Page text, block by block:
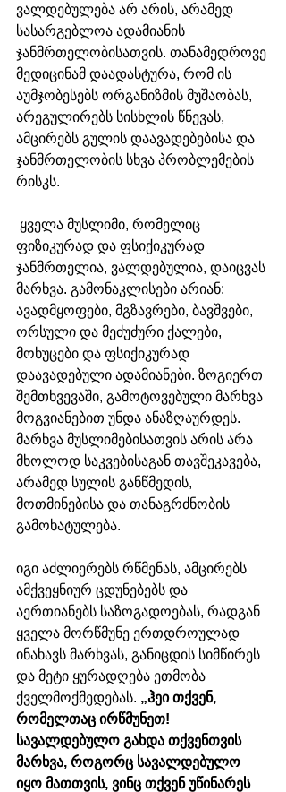
ვალდებულება არ არის, არამედ
სასარგებლოა ადამიანის
ჯანმრთელობისათვის. თანამედროვე
მედიცინამ დაადასტურა, რომ ის
აუმჯობესებს ორგანიზმის მუშაობას,
არეგულირებს სისხლის წნევას,
ამცირებს გულის დაავადებებისა და
ჯანმრთელობის სხვა პრობლემების
რისკს.
ფიზიკურად და ფსიქიკურად
ჯანმრთელია, ვალდებულია, დაიცვას
მარხვა. გამონაკლისები არიან:
ავადმყოფები, მგზავრები, ბავშვები,
ორსული და მეძუძური ქალები,
მოხუცები და ფსიქიკურად
დაავადებული ადამიანები. ზოგიერთ
შემთხვევაში, გამოტოვებული მარხვა
მოგვიანებით უნდა ანაზღაურდეს.
მარხვა მუსლიმებისათვის არის არა
მხოლოდ საკვებისაგან თავშეკავება,
არამედ სულის განწმედის,
მოთმინებისა და თანაგრძნობის
გამოხატულება.
იგი აძლიერებს რწმენას, ამცირებს
ამქვეყნიურ ცდუნებებს და
აერთიანებს საზოგადოებას, რადგან
ყველა მორწმუნე ერთდროულად
ინახავს მარხვას, განიცდის სიმწირეს
და მეტი ყურადღება ეთმობა
ქველმოქმედებას. „ჰეი თქვენ,
რომელთაც ირწმუნეთ!
სავალდებულო გახდა თქვენთვის
მარხვა, როგორც სავალდებულო
იყო მათთვის, ვინც თქვენ უწინარეს